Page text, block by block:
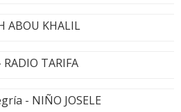
ABOU KHALIL
TARIFA
- NIÑO JOSELE